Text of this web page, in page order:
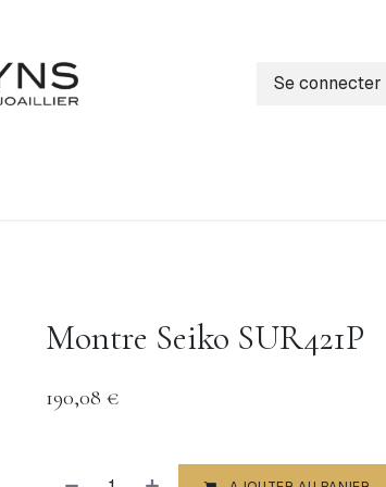
Se connecter
Montre Seiko SUR421P
190,08 €